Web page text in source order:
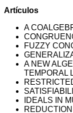
Artículos
A
FUZZY
A NEW
TEMPORAL
IDEALS IN